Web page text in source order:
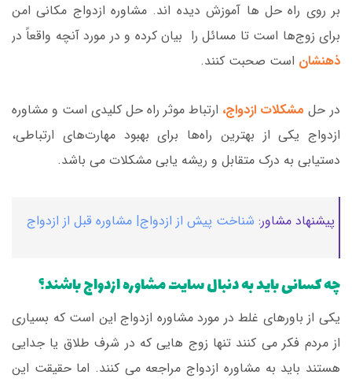
بر روی راه حل ها آموزش دیده اند. مشاوره ازدواج مکانی امن
برای زوج‌ها است تا مسائل را بیان کرده و در مورد آنچه واقعاً در
ذهنشان است صحبت کنند.
در حل مشکلات ازدواج، ارتباط موثر راه حل کلیدی است و مشاوره
ازدواج یکی از بهترین راه‌ها برای بهبود مهارت‌های ارتباطی،
دستیابی به درک متقابل و ریشه یابی مشکلات می باشد.
پیشنهاد مشاور: شناخت پیش از ازدواج| مشاوره قبل از ازدواج
چه کسانی باید به دنبال سایت مشاوره ازدواج باشند؟
یکی از باورهای غلط در مورد مشاوره ازدواج این است که بسیاری
از مردم فکر می کنند تنها زوج هایی که در شرف طلاق یا جدایی
هستند باید به مشاوره ازدواج مراجعه می کنند. اما حقیقت این